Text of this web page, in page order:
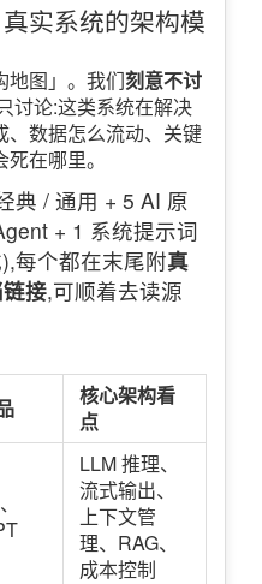
系统的架构模
地图」。我们刻意不讨
讨论:这类系统在解决
、数据怎么流动、关键
在哪里。
典 / 通用 + 5 AI 原
+ 1 系统提示词
每个都在末尾附真
接,可顺着去读源
核心架构看
点
LLM 推理、
流式输出、
上下文管
理、RAG、
成本控制